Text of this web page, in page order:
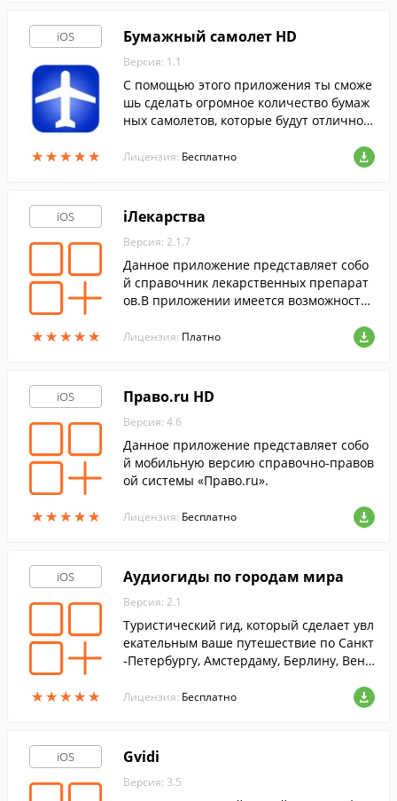
iOS
★★★★★
★★★★★
Бумажный самолет HD
Версия: 1.1
С помощью этого приложения ты сможе
шь сделать огромное количество бумаж
ных самолетов, которые будут отлично л
Лицензия: Бесплатно
iOS
★★★★★
★★★★★
iЛекарства
Версия: 2.1.7
Данное приложение представляет собо
й справочник лекарственных препарат
ов.В приложении имеется возможность
званию, по назначению и по составу.
Лицензия: Платно
iOS
★★★★★
★★★★★
Право.ru HD
Версия: 4.6
Данное приложение представляет собо
й мобильную версию справочно-правов
ой системы «Право.ru».
Лицензия: Бесплатно
iOS
★★★★★
★★★★★
Аудиогиды по городам мира
Версия: 2.1
Туристический гид, который сделает увл
екательным ваше путешествие по Санкт
-Петербургу, Амстердаму, Берлину, Вене,
Праге и Риму.
Лицензия: Бесплатно
iOS Gvidi
Версия: 3.5